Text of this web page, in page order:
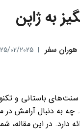
به ژاپن
هوران سفر 25/02/2025 11:36
سنت‌های باستانی و
به دنبال آرامش در
دارد. در این